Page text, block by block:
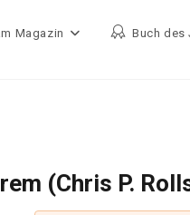
Magazin Buch des
(Chris P.